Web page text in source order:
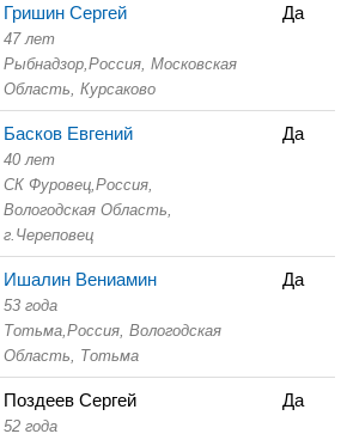
Гришин Сергей
47 лет
Рыбнадзор, Россия, Московская
Область, Курсаково
Да
Басков Евгений
40 лет
СК Фуровец, Россия,
Вологодская Область,
г.Череповец
Да
Ишалин Вениамин
53 года
Тотьма, Россия, Вологодская
Область,
Тотьма
Да
Поздеев Сергей
52 года
Да